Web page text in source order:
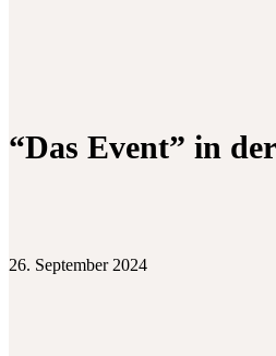
“Das Event” in
26. September 2024